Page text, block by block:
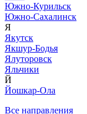
Южно-Курильск
Южно-Сахалинск
Я
Якутск
Якшур-Бодья
Ялуторовск
Яльчики
Й
Йошкар-Ола
Все направления